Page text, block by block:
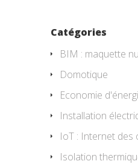
Catégories
BIM : maquette
Domotique
Economie
Installation
IoT : Internet des
Isolation